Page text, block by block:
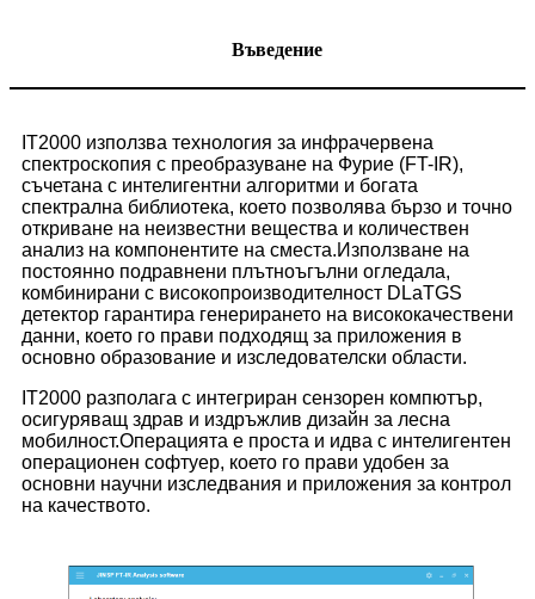
Въведение
IT2000 използва технология за инфрачервена
спектроскопия с преобразуване на Фурие (FT-IR),
съчетана с интелигентни алгоритми и богата
спектрална библиотека, което позволява бързо и точно
откриване на неизвестни вещества и количествен
анализ на компонентите на сместа.Използване на
постоянно подравнени плътноъгълни огледала,
комбинирани с високопроизводителност DLaTGS
детектор гарантира генерирането на висококачествени
данни, което го прави подходящ за приложения в
основно образование и изследователски области.
IT2000 разполага с интегриран сензорен компютър,
осигуряващ здрав и издръжлив дизайн за лесна
мобилност.Операцията е проста и идва с интелигентен
операционен софтуер, което го прави удобен за
основни научни изследвания и приложения за контрол
на качеството.